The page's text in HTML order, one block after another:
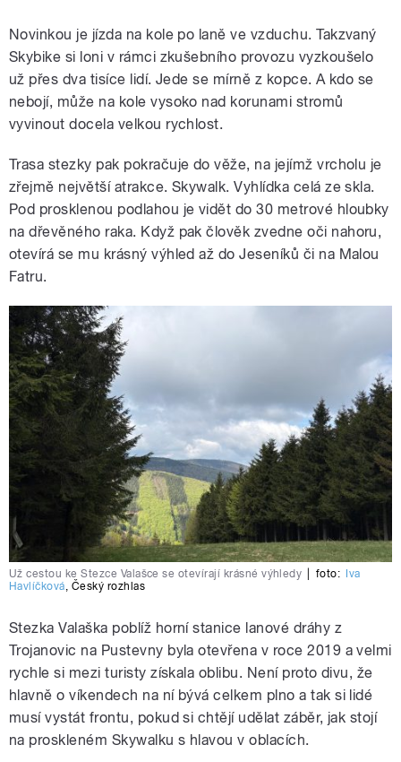
Novinkou je jízda na kole po laně ve vzduchu. Takzvaný
Skybike si loni v rámci zkušebního provozu vyzkoušelo
už přes dva tisíce lidí. Jede se mírně z kopce. A kdo se
nebojí, může na kole vysoko nad korunami stromů
vyvinout docela velkou rychlost.
Trasa stezky pak pokračuje do věže, na jejímž vrcholu je
zřejmě největší atrakce. Skywalk. Vyhlídka celá ze skla.
Pod prosklenou podlahou je vidět do 30 metrové hloubky
na dřevěného raka. Když pak člověk zvedne oči nahoru,
otevírá se mu krásný výhled až do Jeseníků či na Malou
Fatru.
Už cestou ke Stezce Valašce se otevírají krásné výhledy foto: Iva
Havlíčková Český rozhlas
Stezka Valaška poblíž horní stanice lanové dráhy z
Trojanovic na Pustevny byla otevřena v roce 2019 a velmi
rychle si mezi turisty získala oblibu. Není proto divu, že
hlavně o víkendech na ní bývá celkem plno a tak si lidé
musí vystát frontu, pokud si chtějí udělat záběr, jak stojí
na proskleném Skywalku s hlavou v oblacích.